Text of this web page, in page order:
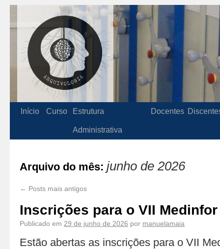
Início Curso Estrutura
Administrativa
Docentes
Arquivo do mês: junho de 2026
← Posts mais antigos
Inscrições para o VII Medinfor
Publicado em 29 de junho de 2026 por manuelamaia
Estão abertas as inscrições para o VII